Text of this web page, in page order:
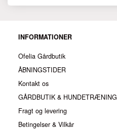
INFORMATIONER
Ofelia Gårdbutik
ÅBNINGSTIDER
Kontakt os
GÅRDBUTIK & HUNDETRÆNING
Fragt og levering
Betingelser & Vilkår